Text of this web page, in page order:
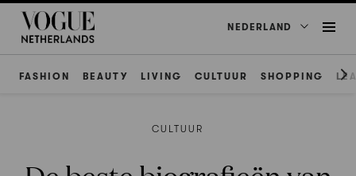
NEDERLAND
FASHION BEAUTY LIVING CULTUUR SHOPPING
CULTUUR